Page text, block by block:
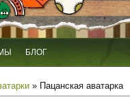
БЛОГ
» Пацанская аватарка